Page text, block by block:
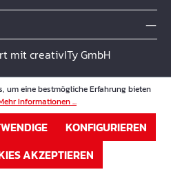
mit creativITy GmbH
um eine bestmögliche Erfahrung bieten
Informationen ...
KONFIGURIEREN
AKZEPTIEREN